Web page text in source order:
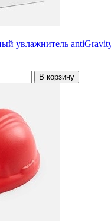
увлажнитель
В корзину